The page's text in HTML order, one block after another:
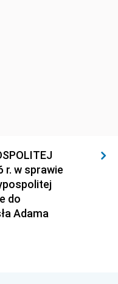
r. w sprawie
do
Adama